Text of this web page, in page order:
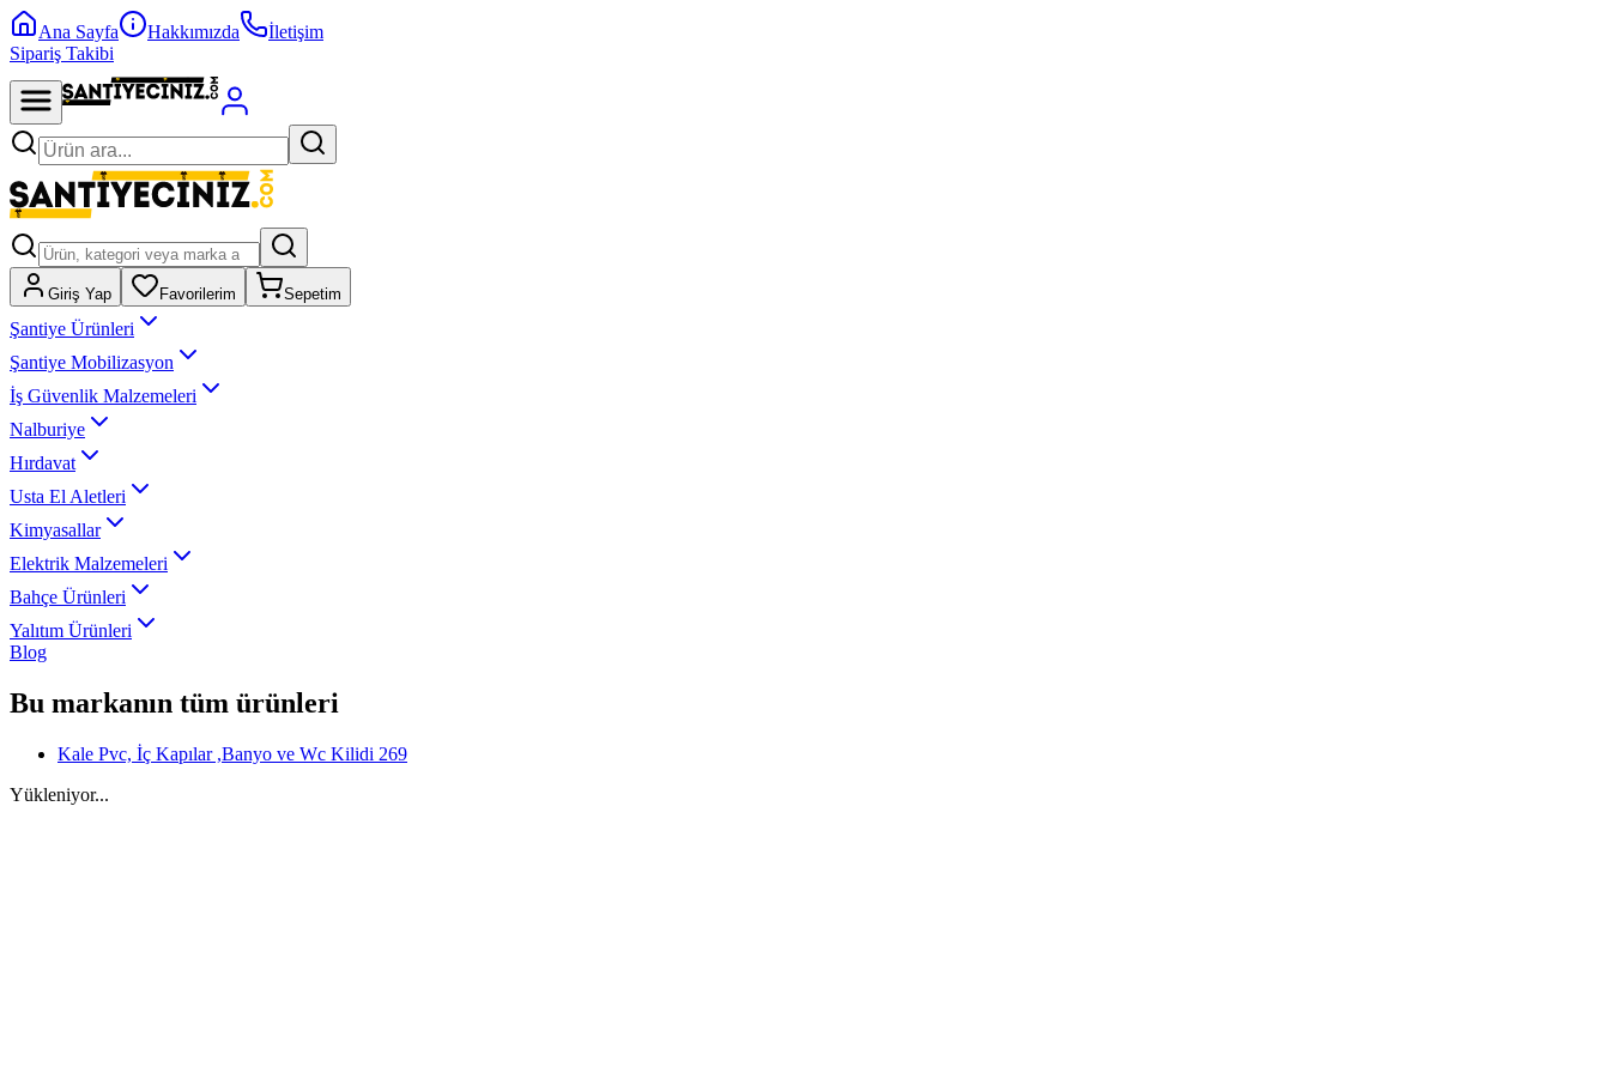
Ana Sayfa Hakkımızda
İletişim
Sipariş Takibi
Giriş Yap Favorilerim Sepetim
Şantiye Ürünleri
Şantiye Mobilizasyon
İş Güvenlik Malzemeleri
Nalburiye
Hırdavat
Usta El Aletleri
Kimyasallar
Elektrik Malzemeleri
Bahçe Ürünleri
Yalıtım Ürünleri
Blog
Bu markanın tüm ürünleri
Kale Pvc, İç Kapılar ,Banyo ve Wc Kilidi 269
Yükleniyor...